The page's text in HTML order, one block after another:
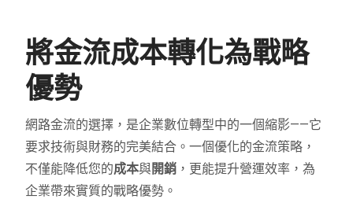
將金流成本轉化為戰略
優勢
網路金流的選擇，是企業數位轉型中的一個縮影——它
要求技術與財務的完美結合。一個優化的金流策略，
不僅能降低您的成本與開銷 ，更能提升營運效率，為
企業帶來實質的戰略優勢。